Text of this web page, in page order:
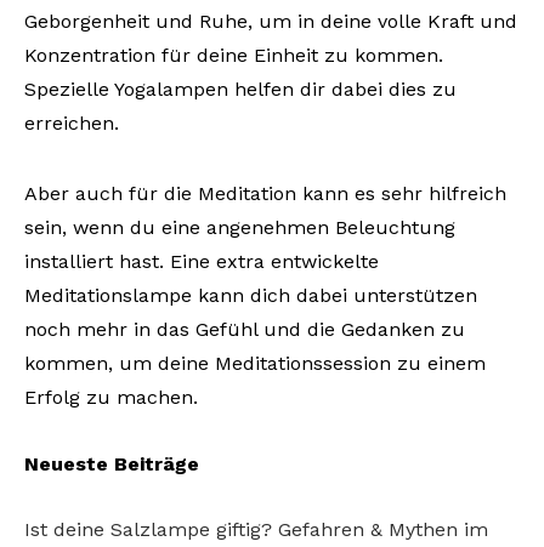
Geborgenheit und Ruhe, um in deine volle Kraft und
Konzentration für deine Einheit zu kommen.
Spezielle Yogalampen helfen dir dabei dies zu
erreichen.
Aber auch für die Meditation kann es sehr hilfreich
sein, wenn du eine angenehmen Beleuchtung
installiert hast. Eine extra entwickelte
Meditationslampe kann dich dabei unterstützen
noch mehr in das Gefühl und die Gedanken zu
kommen, um deine Meditationssession zu einem
Erfolg zu machen.
Neueste Beiträge
Ist deine Salzlampe giftig? Gefahren & Mythen im